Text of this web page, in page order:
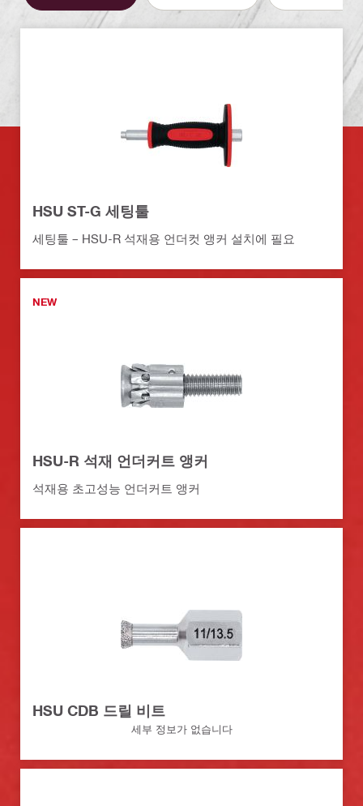
HSU ST-G 세팅툴
세팅툴 – HSU-R 석재용 언더컷 앵커 설치에 필요
NEW
HSU-R 석재 언더커트 앵커
석재용 초고성능 언더커트 앵커
HSU CDB 드릴 비트
세부 정보가 없습니다